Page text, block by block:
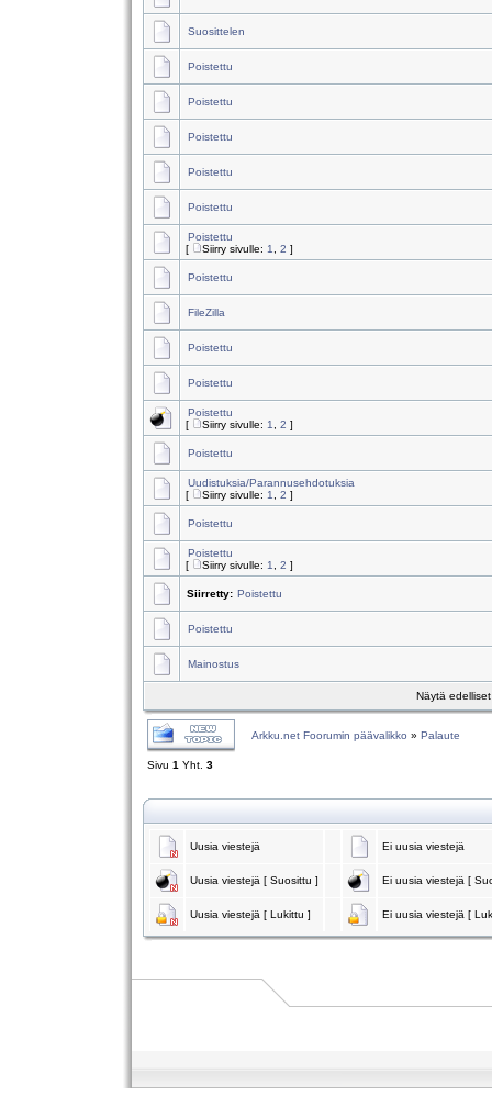
Suosittelen
Poistettu
Poistettu
Poistettu
Poistettu
Poistettu
Poistettu
[
Siirry sivulle: 1 2 ]
Poistettu
FileZilla
Poistettu
Poistettu
Poistettu
[
Siirry sivulle: 1 2 ]
Poistettu
Uudistuksia/Parannusehdotuksia
[
Siirry sivulle: 1 2 ]
Poistettu
Poistettu
[
Siirry sivulle: 1 2 ]
Siirretty: Poistettu
Poistettu
Mainostus
Näytä
Arkku.net Foorumin päävalikko » Palaute
Sivu 1 Yht. 3
Uusia viestejä Ei uusia viestejä
Uusia viestejä [ Suosittu ] Ei uusia viestejä [
Uusia viestejä [ Lukittu ] Ei uusia viestejä [